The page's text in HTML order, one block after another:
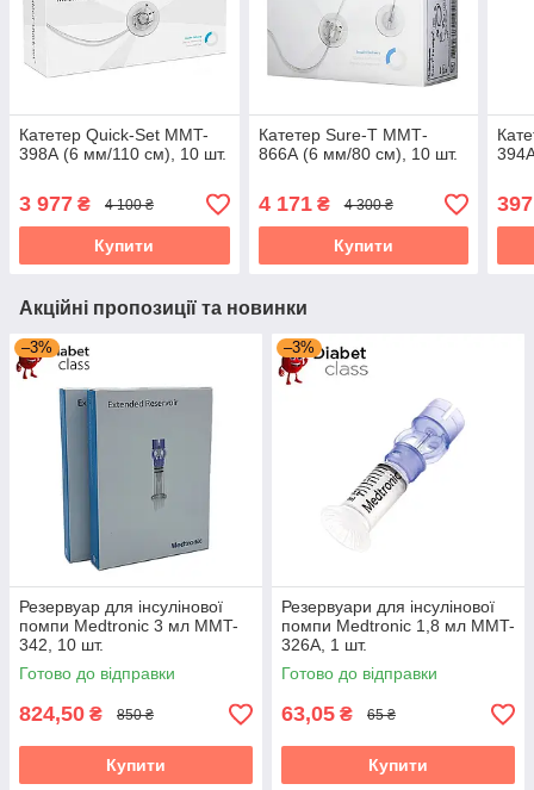
Катетер Quick-Set MMT-
398А (6 мм/110 см), 10 шт.
3 977 ₴ 4 100 ₴
Купити
Катетер Sure-T ММТ-
866А (6 мм/80 см), 10 шт.
4 171₴ 4 300 ₴
Купити
Акційні пропозиції та новинки
–3%
Резервуар для інсулінової
помпи Medtronic 3 мл MMT-
342, 10 шт.
Готово до відправки
824,50 ₴ 850 ₴
Купити
–3%
Резервуари для інсулінової
помпи Medtronic 1,8 мл MMT-
326A, 1 шт.
Готово до відправки
63,05 ₴ 65 ₴
Купити